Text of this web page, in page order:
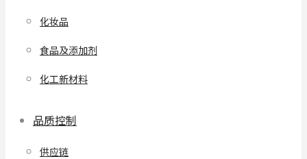
化妆品
食品及添加剂
化工新材料
品质控制
供应链